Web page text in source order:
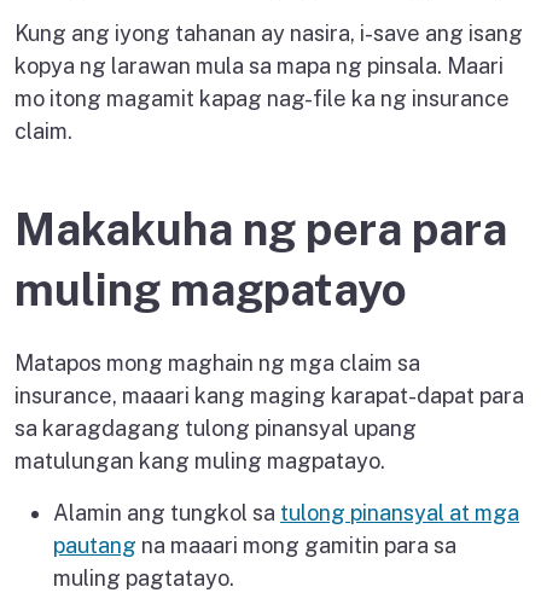
Kung ang iyong tahanan ay nasira, i-save ang isang
kopya ng larawan mula sa mapa ng pinsala. Maari
mo itong magamit kapag nag-file ka ng insurance
claim.
Makakuha ng pera para
muling magpatayo
Matapos mong maghain ng mga claim sa
insurance, maaari kang maging karapat-dapat para
sa karagdagang tulong pinansyal upang
matulungan kang muling magpatayo.
Alamin ang tungkol sa tulong pinansyal at mga
pautang na maaari mong gamitin para sa
muling pagtatayo.